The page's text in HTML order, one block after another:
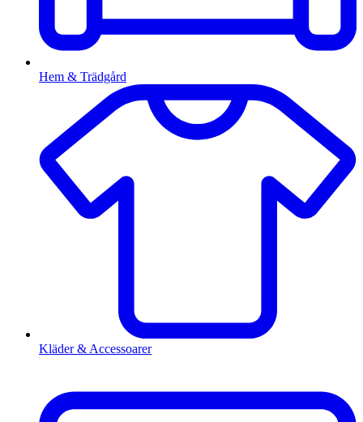
Hem & Trädgård
Kläder & Accessoarer